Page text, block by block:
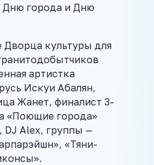
Дню города и Дню
Дворца культуры для
артистка
Искуи Абалян,
Жанет, финалист 3-
«Поющие города»
DJ Alex, группы —
«Тяни-